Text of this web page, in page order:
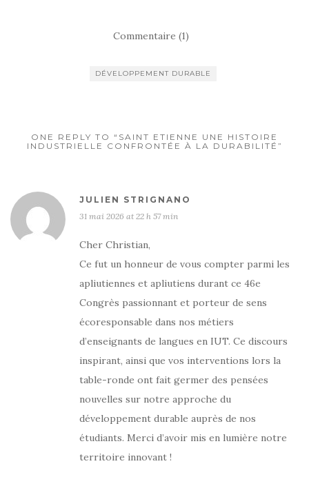
Commentaire (1)
DÉVELOPPEMENT DURABLE
ONE REPLY TO “SAINT ETIENNE UNE HISTOIRE
INDUSTRIELLE CONFRONTÉE À LA DURABILITÉ”
JULIEN STRIGNANO
31 mai 2026 at 22 h 57 min
Cher Christian,
Ce fut un honneur de vous compter parmi les
apliutiennes et apliutiens durant ce 46e
Congrès passionnant et porteur de sens
écoresponsable dans nos métiers
d’enseignants de langues en IUT. Ce discours
inspirant, ainsi que vos interventions lors la
table-ronde ont fait germer des pensées
nouvelles sur notre approche du
développement durable auprès de nos
étudiants. Merci d’avoir mis en lumière notre
territoire innovant !